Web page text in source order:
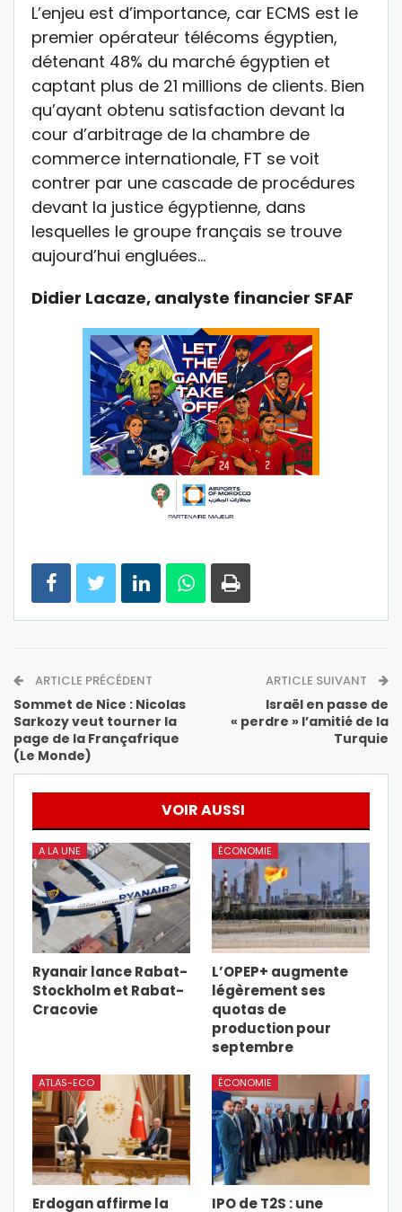
L’enjeu est d’importance, car ECMS est le
premier opérateur télécoms égyptien,
détenant 48% du marché égyptien et
captant plus de 21 millions de clients. Bien
qu’ayant obtenu satisfaction devant la
cour d’arbitrage de la chambre de
commerce internationale, FT se voit
contrer par une cascade de procédures
devant la justice égyptienne, dans
lesquelles le groupe français se trouve
aujourd’hui engluées…
Didier Lacaze, analyste financier SFAF
ARTICLE PRÉCÉDENT
Sommet de Nice : Nicolas
Sarkozy veut tourner la
page de la Françafrique
(Le Monde)
ARTICLE SUIVANT
Israël en passe de
« perdre » l’amitié de la
Turquie
VOIR AUSSI
A LA UNE
Ryanair lance Rabat-
Stockholm et Rabat-
Cracovie
ÉCONOMIE
L’OPEP+ augmente
légèrement ses
quotas de
production pour
septembre
ATLAS-ECO
Erdogan affirme la
ÉCONOMIE
IPO de T2S : une